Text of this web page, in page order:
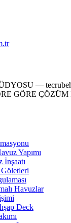
—
GÖRE
Yapımı
İnşaatı
Havuzlar
Deck